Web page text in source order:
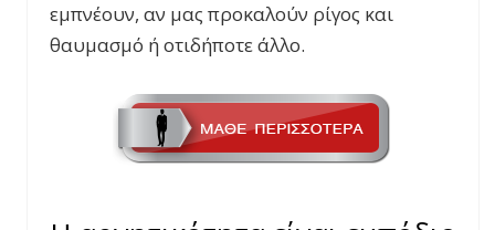
εμπνέουν, αν μας προκαλούν ρίγος και
θαυμασμό ή οτιδήποτε άλλο.